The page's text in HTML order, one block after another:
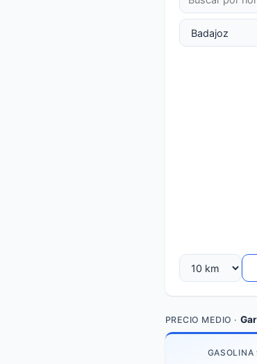
PRECIO MEDIO ·
GASOLINA